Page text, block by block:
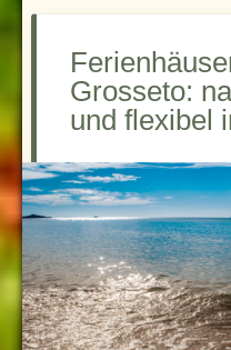
Grosseto:
und flexibel